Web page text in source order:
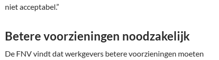
niet acceptabel.”
Betere voorzieningen noodzakelijk
De FNV vindt dat werkgevers betere voorzieningen moeten